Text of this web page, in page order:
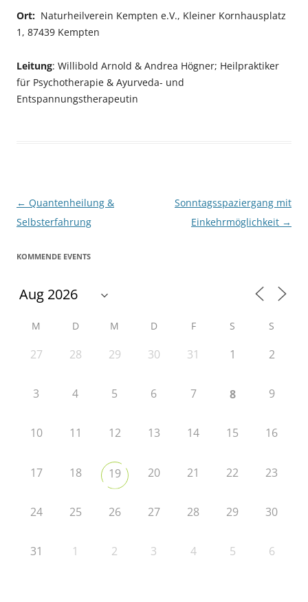
Ort: Naturheilverein Kempten e.V., Kleiner Kornhausplatz
1, 87439 Kempten
Leitung: Willibold Arnold & Andrea Högner; Heilpraktiker
für Psychotherapie & Ayurveda- und
Entspannungstherapeutin
Beitragsnavigation
← Quantenheilung &
Selbsterfahrung
Sonntagsspaziergang mit
Einkehrmöglichkeit →
KOMMENDE EVENTS
M D M D F S S
27 28 29 30 31 1 2
3 4 5 6 7 8 9
10 11 12 13 14 15 16
17 18 19 20 21 22 23
24 25 26 27 28 29 30
31 1 2 3 4 5 6